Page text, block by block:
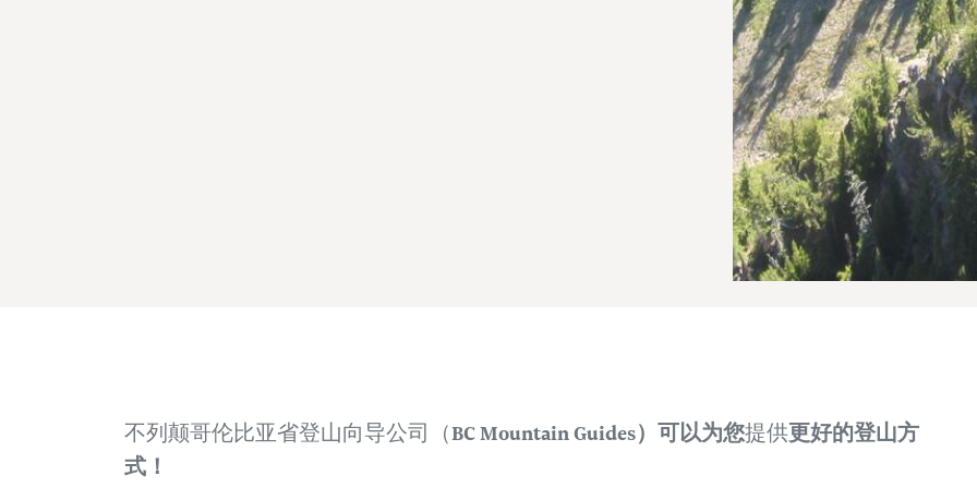
不列颠哥伦比亚省登山向导公司（BC Mountain Guides）可以为您提供更好的登山方
式！